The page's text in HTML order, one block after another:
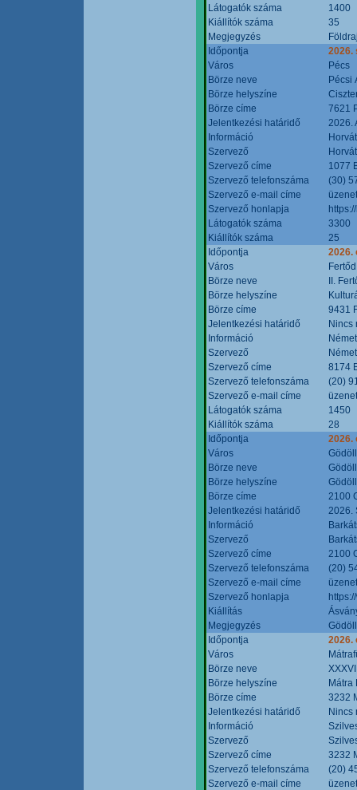
Látogatók száma
1400
Kiállítók száma
35
Megjegyzés
Időpontja
2026.
Város
Pécs
Börze neve
Pécsi
Börze helyszíne
Börze címe
7621
Jelentkezési határidő
2026.
Információ
Szervező
Szervező címe
1077
Szervező telefonszáma
(30)
Szervező e-mail címe
Szervező honlapja
Látogatók száma
3300
Kiállítók száma
25
Időpontja
2026.
Város
Fertőd
Börze neve
II.
Börze helyszíne
Börze címe
9431
Jelentkezési határidő
Nincs
Információ
Szervező
Szervező címe
8174
Szervező telefonszáma
(20)
Szervező e-mail címe
Látogatók száma
1450
Kiállítók száma
28
Időpontja
2026.
Város
Börze neve
Börze helyszíne
Börze címe
2100
Jelentkezési határidő
2026.
Információ
Szervező
Szervező címe
2100
Szervező telefonszáma
(20)
Szervező e-mail címe
Szervező honlapja
Kiállítás
Megjegyzés
Időpontja
2026.
Város
Börze neve
Börze helyszíne
Mátra
Börze címe
3232
Jelentkezési határidő
Nincs
Információ
Szervező
Szervező címe
3232
Szervező telefonszáma
(20)
Szervező e-mail címe